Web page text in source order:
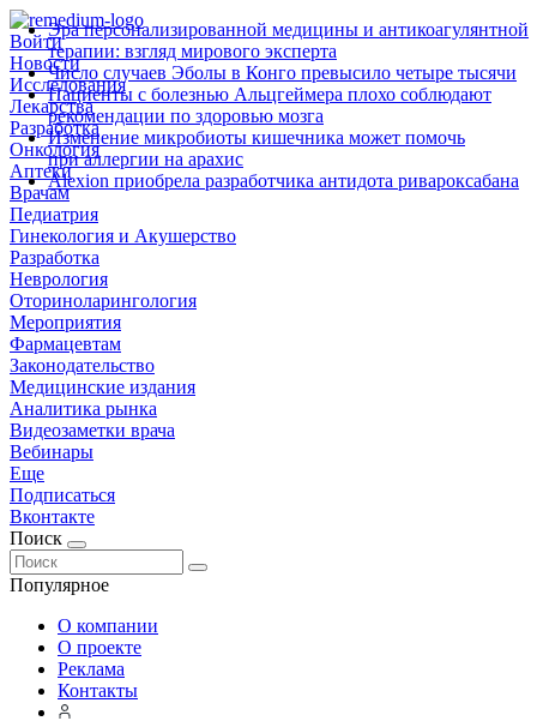
Войти
Новости
Исследования
Лекарства
Разработка
Онкология
Аптеки
Врачам
Педиатрия
Гинекология и Акушерство
Разработка
Неврология
Оториноларингология
Мероприятия
Фармацевтам
Законодательство
Медицинские издания
Аналитика рынка
Видеозаметки врача
Вебинары
Еще
Подписаться
Вконтакте
Поиск
Популярное
Эра персонализированной медицины и антикоагулянтной
терапии: взгляд мирового эксперта
Число случаев Эболы в Конго превысило четыре тысячи
Пациенты с болезнью Альцгеймера плохо соблюдают
рекомендации по здоровью мозга
Изменение микробиоты кишечника может помочь
при аллергии на арахис
Alexion приобрела разработчика антидота ривароксабана
О компании
О проекте
Реклама
Контакты